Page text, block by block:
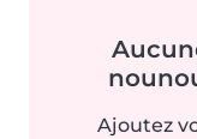
Ajoutez